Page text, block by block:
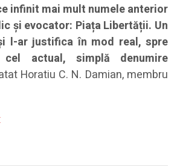
infinit mai mult numele anterior
și evocator: Piața Libertății. Un
l-ar justifica în mod real, spre
actual, simplă denumire
Horatiu C. N. Damian, membru